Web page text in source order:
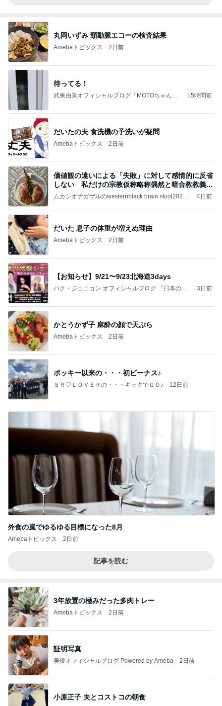
丸岡いずみ 頸動脈エコーの検査結果
Amebaトピックス 2日前
待ってる！
武東由美オフィシャルブログ「MOTOちゃんと
15時間前
だいたの夫 食洗機の予洗いが疑問
Amebaトピックス 2日前
価値観の違いによる「失敗」に対して感情的に反省
しない 私だけの宗教仮称略称偶然と暗合教教義候
補
ムカシオナガザルのwesternblack brain stool2024
ガザル
4日前
だいた 息子の体重が増えぬ理由
Amebaトピックス 2日前
【お知らせ】9/21〜9/23北海道3days
パク・ジュニョン オフィシャルブログ 「日本の
3日前
かとうかず子 麻酔の顔で天ぷら
Amebaトピックス 2日前
ポッキー以来の・・・初ビーナス♪
ＳＲ♡ＬＯＶＥＲの・・・キックでＧＯ♪ 12日前
外食の嵐でゆるゆる目標になった8月
Amebaトピックス 2日前
記事を読む
3年放置の極みだった多肉トレー
Amebaトピックス 2日前
証明写真
美優オフィシャルブログ Powered by Ameba 2日前
小原正子 夫とコストコの朝食